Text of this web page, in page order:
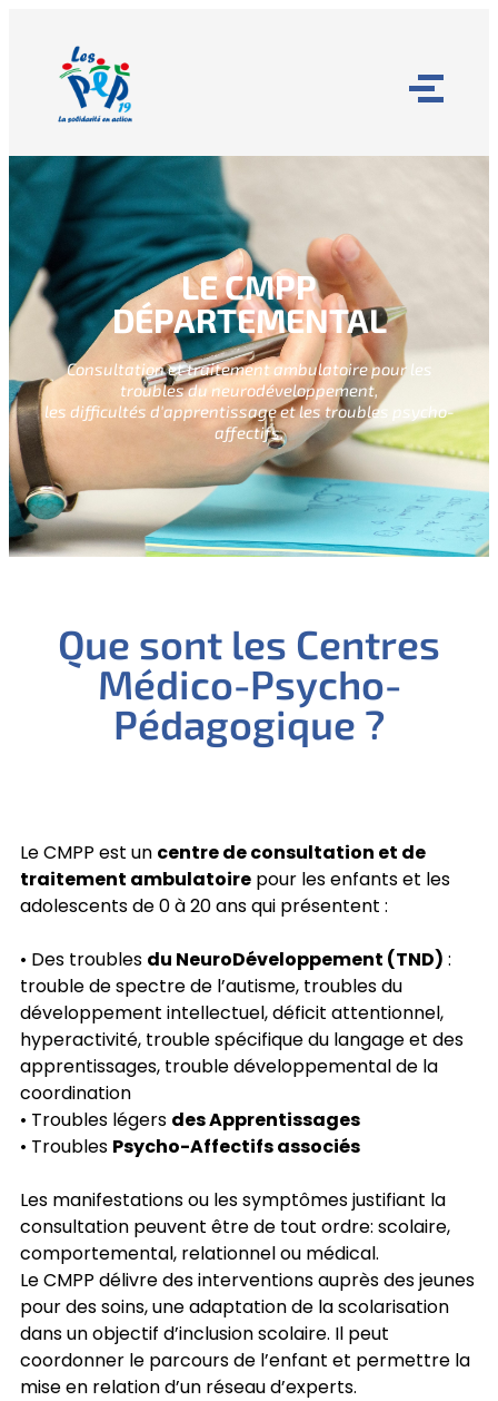
LE CMPP
DÉPARTEMENTAL
Consultation et traitement ambulatoire pour les
troubles du neurodéveloppement,
les difficultés d'apprentissage et les troubles psycho-
affectifs.
Que sont les Centres
Médico-Psycho-
Pédagogique ?
Le CMPP est un centre de consultation et de
traitement ambulatoire pour les enfants et les
adolescents de 0 à 20 ans qui présentent :
• Des troubles du NeuroDéveloppement (TND) :
trouble de spectre de l’autisme, troubles du
développement intellectuel, déficit attentionnel,
hyperactivité, trouble spécifique du langage et des
apprentissages, trouble développemental de la
coordination
• Troubles légers des Apprentissages
• Troubles Psycho-Affectifs associés
Les manifestations ou les symptômes justifiant la
consultation peuvent être de tout ordre: scolaire,
comportemental, relationnel ou médical.
Le CMPP délivre des interventions auprès des jeunes
pour des soins, une adaptation de la scolarisation
dans un objectif d’inclusion scolaire. Il peut
coordonner le parcours de l’enfant et permettre la
mise en relation d’un réseau d’experts.